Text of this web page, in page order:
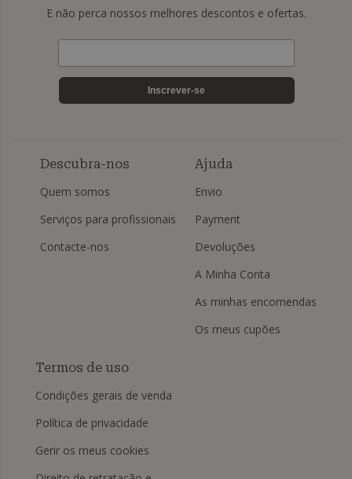
E não perca nossos melhores descontos e ofertas.
Inscrever-se
Descubra-nos
Quem somos
Serviços para profissionais
Contacte-nos
Ajuda
Envio
Payment
Devoluções
A Minha Conta
As minhas encomendas
Os meus cupões
Termos de uso
Condições gerais de venda
Política de privacidade
Gerir os meus cookies